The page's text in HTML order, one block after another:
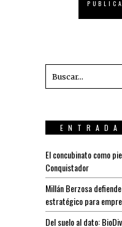
El concubinato como
Conquistador
Millán Berzosa
estratégico para
Del suelo al dato: